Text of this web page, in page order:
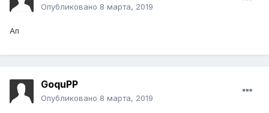
Опубликовано 8 марта, 2019
Ап
GoquPP
Опубликовано 8 марта, 2019